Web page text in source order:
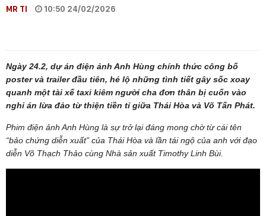
MR TI 10:50 24/02/2026
Ngày 24.2, dự án điện ảnh Anh Hùng chính thức công bố
poster và trailer đầu tiên, hé lộ những tình tiết gây sốc xoay
quanh một tài xế taxi kiêm người cha đơn thân bị cuốn vào
nghi án lừa đảo từ thiện tiền tỉ giữa Thái Hòa và Võ Tấn Phát.
Phim điện ảnh Anh Hùng là sự trở lại đáng mong chờ từ cái tên
“bảo chứng diễn xuất” của Thái Hòa và lần tái ngộ của anh với đạo
diễn Võ Thạch Thảo cùng Nhà sản xuất Timothy Linh Bùi.